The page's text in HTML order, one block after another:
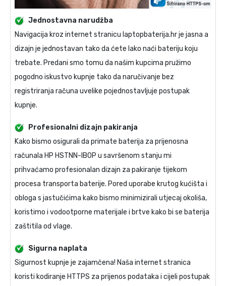
Jednostavna narudžba
Navigacija kroz internet stranicu laptopbaterija.hr je jasna a
dizajn je jednostavan tako da ćete lako naći bateriju koju
trebate. Predani smo tomu da našim kupcima pružimo
pogodno iskustvo kupnje tako da naručivanje bez
registriranja računa uvelike pojednostavljuje postupak
kupnje.
Profesionalni dizajn pakiranja
Kako bismo osigurali da primate baterija za prijenosna
računala HP HSTNN-IB0P u savršenom stanju mi
prihvaćamo profesionalan dizajn za pakiranje tijekom
procesa transporta baterije. Pored uporabe krutog kućišta i
obloga s jastučićima kako bismo minimizirali utjecaj okoliša,
koristimo i vodootporne materijale i brtve kako bi se baterija
zaštitila od vlage.
Sigurna naplata
Sigurnost kupnje je zajamčena! Naša internet stranica
koristi kodiranje HTTPS za prijenos podataka i cijeli postupak